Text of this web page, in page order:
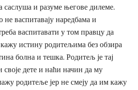
саслуша и разуме његове дилеме.
васпитавају наредбама и
васпитавати у том правцу да
истину родитељима без обзира
болна и тешка. Родитељ је тај
своје дете и наћи начин да му
родитеље јер не смеју да им кажу